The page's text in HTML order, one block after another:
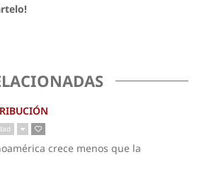
crece menos que la